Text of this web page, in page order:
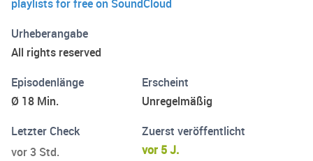
playlists for free on SoundCloud
Urheberangabe
All rights reserved
Episodenlänge
Ø 18 Min.
Erscheint
Unregelmäßig
Letzter Check
vor 3 Std.
Zuerst veröffentlicht
vor 5 J.